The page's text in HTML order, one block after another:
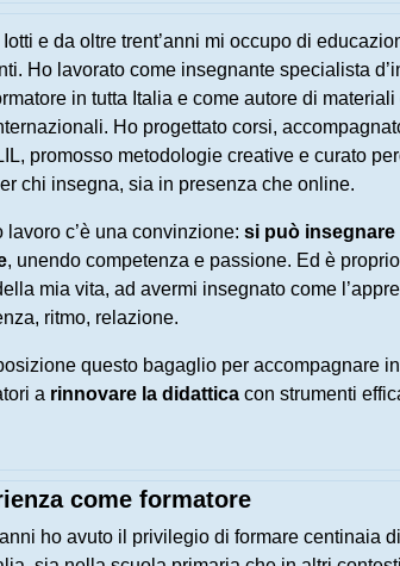
e da oltre trent’anni mi occupo di
Ho lavorato come insegnante specialista
in tutta Italia e come autore di
Ho progettato corsi,
promosso metodologie creative e curato
chi insegna, sia in presenza che online.
c’è una convinzione: si può
, unendo competenza e passione. Ed è
mia vita, ad avermi insegnato come
ritmo, relazione.
questo bagaglio per accompagnare
a rinnovare la didattica con strumenti
come formatore
ho avuto il privilegio di formare centinaia